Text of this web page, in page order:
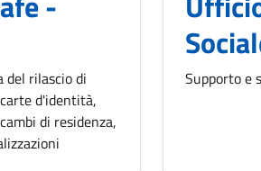
del rilascio di
d'identità,
di residenza,
Supporto e